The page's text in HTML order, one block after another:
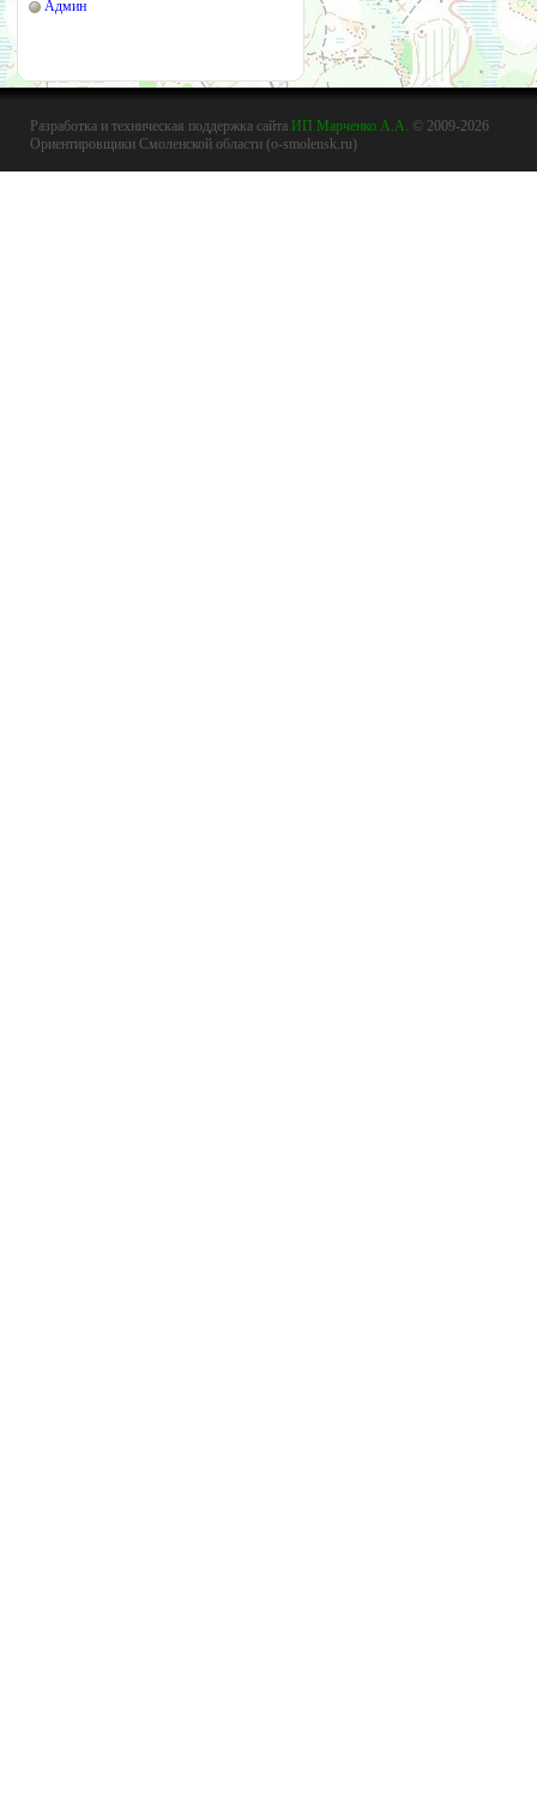
Админ
Разработка и техническая поддержка сайта ИП Марченко А.А. © 2009-2026
Ориентировщики Смоленской области (o-smolensk.ru)